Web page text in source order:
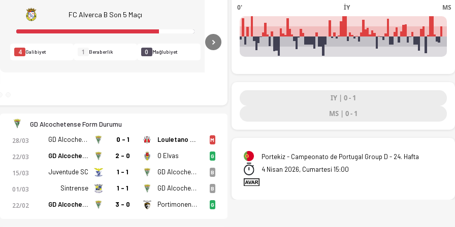
FC Alverca B Son 5 Maçı
4 Galibiyet 1 Beraberlik 0 Mağlubiyet Next
GD Alcochetense Form Durumu
28/03 GD Alcochetense 0 - 1 Louletano DC M
22/03 GD Alcochetense 2 - 0 O Elvas G
15/03 Juventude SC 1 - 1 GD Alcochetense B
01/03 Sintrense 1 - 1 GD Alcochetense B
22/02 GD Alcochetense 3 - 0 Portimonense SC B G
0' İY MS
IY | 0 - 1
MS | 0 - 1
Portekiz - Campeonato de Portugal Group D - 24. Hafta
4 Nisan 2026, Cumartesi 15:00